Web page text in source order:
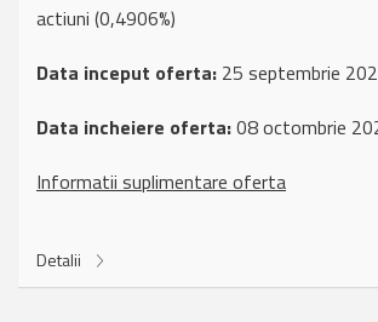
actiuni (0,4906%)
Data inceput oferta: 25 septembrie
Data incheiere oferta:08 octombrie
Informatii suplimentare oferta
Detalii